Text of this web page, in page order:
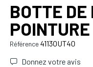
BOTTE DE
Référence4113OUT40
Donnez votre avis